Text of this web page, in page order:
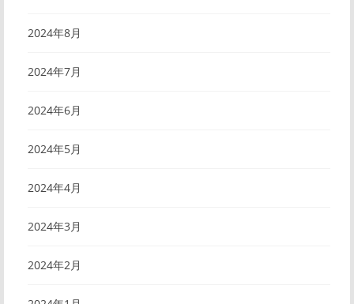
2024年8月
2024年7月
2024年6月
2024年5月
2024年4月
2024年3月
2024年2月